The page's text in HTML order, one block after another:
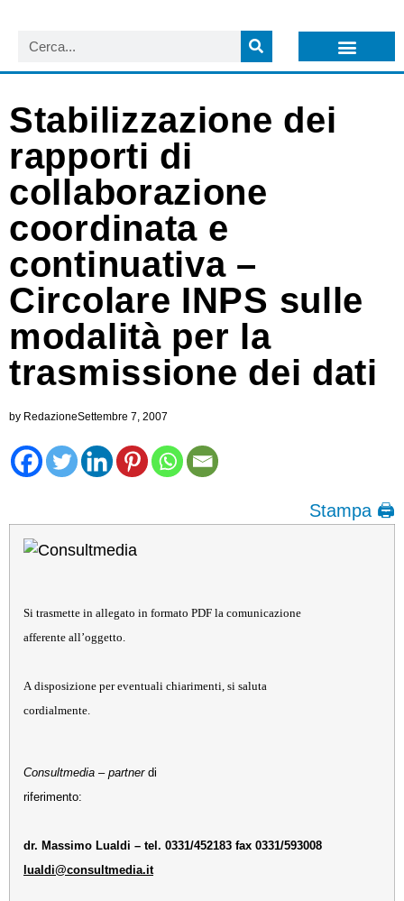
Stabilizzazione dei
rapporti di
collaborazione
coordinata e
continuativa –
Circolare INPS sulle
modalità per la
trasmissione dei dati
by RedazioneSettembre 7, 2007
Stampa 🖨
Si trasmette in allegato in formato PDF la comunicazione
afferente all’oggetto.
A disposizione per eventuali chiarimenti, si saluta
cordialmente.
Consultmedia – partnerdi
riferimento:
dr. Massimo Lualdi – tel. 0331/452183 fax 0331/593008
lualdi@consultmedia.it